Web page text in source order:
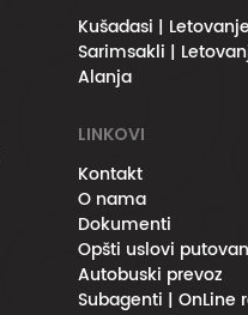
Kušadasi | Letovanje
Sarimsakli |
Alanja
LINKOVI
Kontakt
O nama
Dokumenti
Opšti uslovi
Autobuski prevoz
Subagenti | OnLine